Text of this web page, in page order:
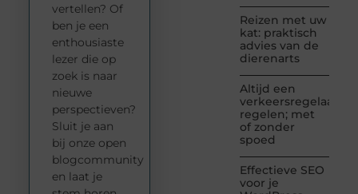
Reizen met uw
kat: praktisch
advies van de
dierenarts
Altijd een
verkeersregelaar
regelen; met
of zonder
spoed
Effectieve SEO
voor je
vertellen? Of
ben je een
enthousiaste
lezer die op
zoek is naar
nieuwe
perspectieven?
Sluit je aan
bij onze open
blogcommunity
en laat je